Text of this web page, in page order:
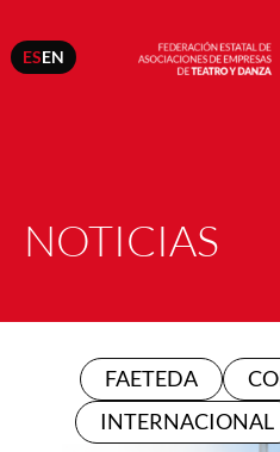
ESEN
NOTICIAS
FAETEDA
INTERNACIONAL